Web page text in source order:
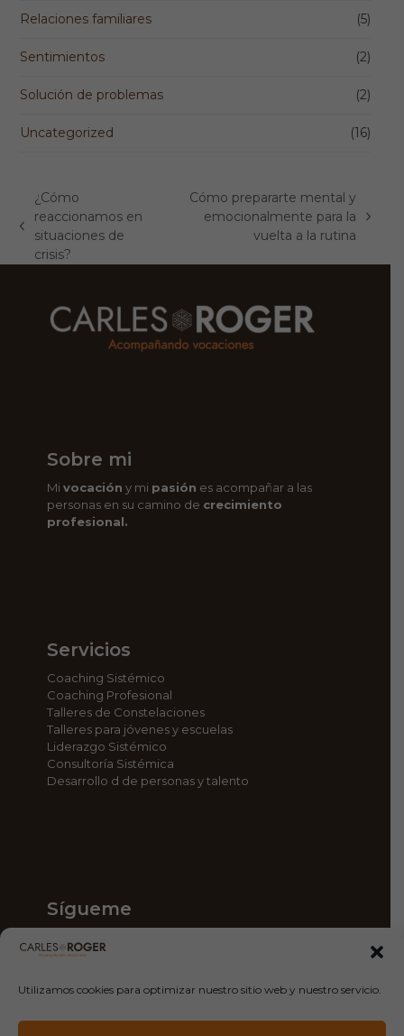
Utilizamos cookies para optimizar nuestro sitio web y nuestro servicio.
Relaciones familiares (5)
Sentimientos (2)
Solución de problemas (2)
Uncategorized (16)
previous
post:
¿Cómo
reaccionamos en
situaciones de
crisis?
Cómo prepararte mental y
emocionalmente para la
vuelta a la rutina
Sobre mi
Mi vocación y mi pasión es acompañar a las
personas en su camino de crecimiento
profesional.
Servicios
Coaching Sistémico
Coaching Profesional
Talleres de Constelaciones
Talleres para jóvenes y escuelas
Liderazgo Sistémico
Consultoría Sistémica
Desarrollo d de personas y talento
Sígueme
Facebook
Instagram